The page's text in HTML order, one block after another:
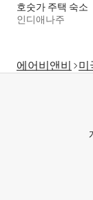
호숫가 주택 숙소
인디애나주
에어비앤비 미